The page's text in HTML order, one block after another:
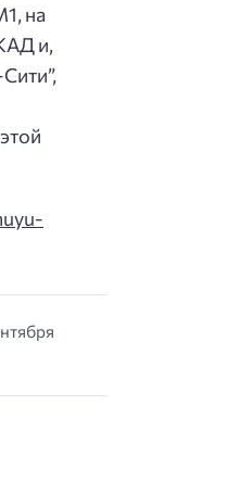
на
и,